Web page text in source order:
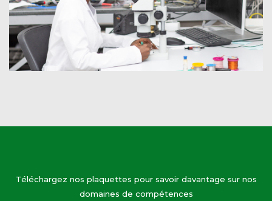
Téléchargez nos plaquettes pour savoir davantage sur nos
domaines de compétences